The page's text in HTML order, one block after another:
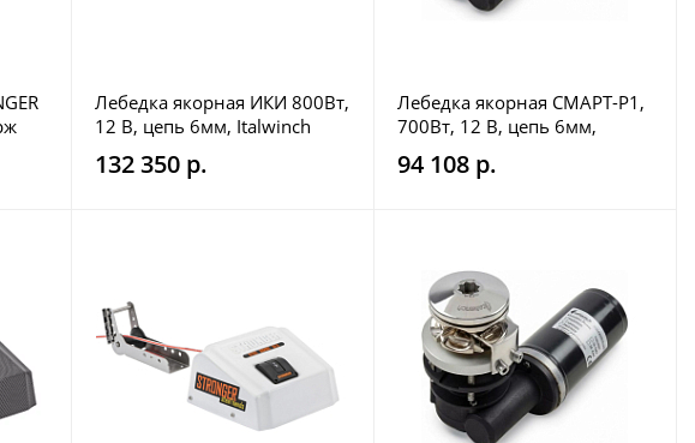
Лебедка якорная ИКИ 800Вт,
12 В, цепь 6мм, Italwinch
132 350 р.
Лебедка якорная СМАРТ-Р1,
700Вт, 12 В, цепь 6мм,
Italwinch
94 108 р.